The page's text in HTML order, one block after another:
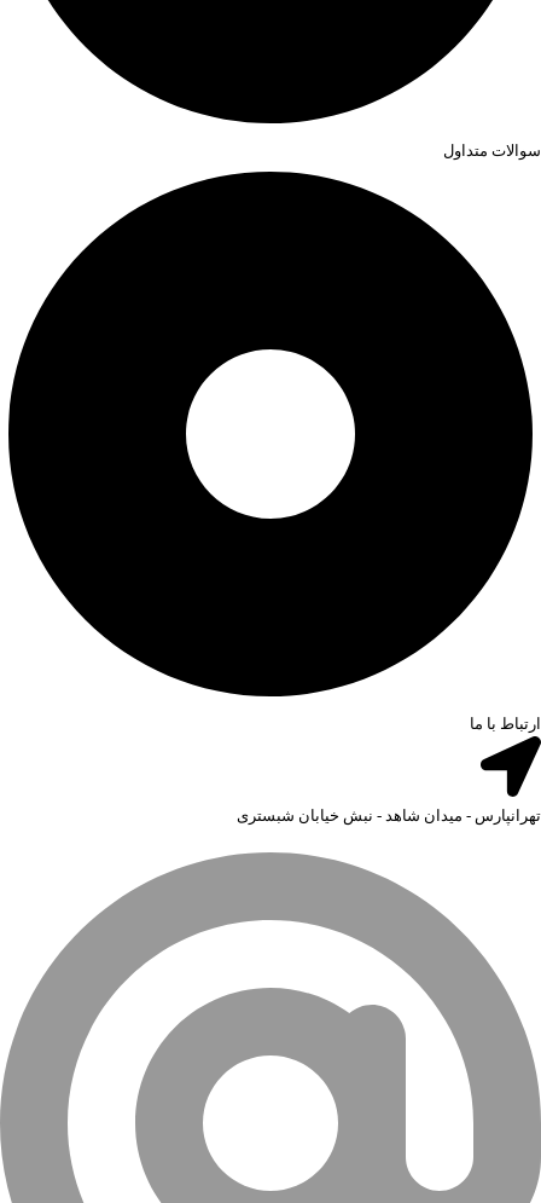
سوالات متداول
ارتباط با ما
تهرانپارس - میدان شاهد - نبش خیابان شبستری